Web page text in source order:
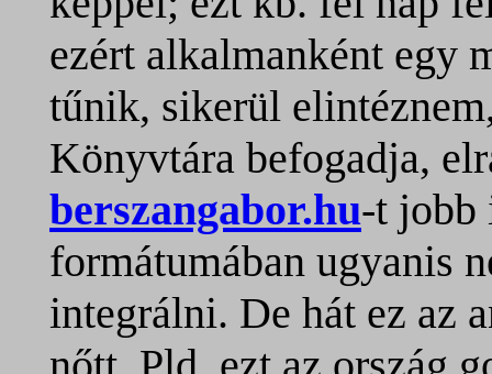
ezért alkalmanként egy
tűnik, sikerül
Könyvtára befogadja,
berszangabor.hu-t jobb
formátumában ugyanis
integrálni. De hát ez az